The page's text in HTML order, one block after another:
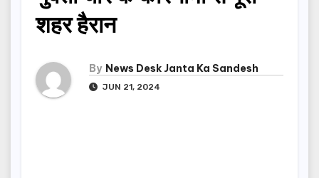
शहर हैरान
By News Desk Janta Ka Sandesh
JUN 21, 2024